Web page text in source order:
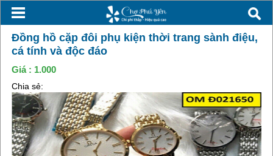
Đồng hồ cặp đôi phụ kiện thời trang sành điệu,
cá tính và độc đáo
Giá : 1.000
Chia sẻ: